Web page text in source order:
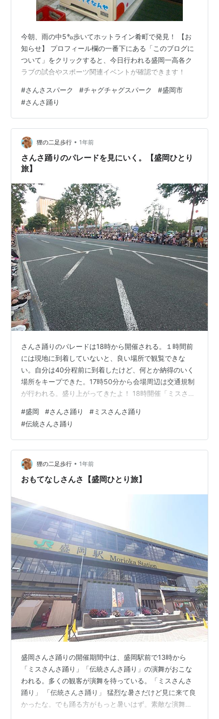
今朝、雨の中5㌔歩いてホットライン肴町で発見！ 【お
知らせ】 プロフィール欄の一番下にある「このブログに
ついて」をクリックすると、今日行われる盛岡一高各ク
ラブの試合やスポーツ関連イベントが確認できます！
#さんさスパーク #チャグチャグスパーク #盛岡市
#さんさ踊り
狸の二足歩行 • 1年前
さんさ踊りのパレードを見にいく。【盛岡ひとり
旅】
さんさ踊りのパレードは18時から開催される。１時間前
には現地に到着していないと、良い場所で観覧できな
い。自分は40分程前に到着したけど、何とか納得のいく
場所をキープできた。17時50分から会場周辺は交通規制
が行われる。盛り上がってきたよ！ 18時開催「ミスさん
続く。すごい盛り上がり、夏の夜を楽しんだよ。とりあ
えずお疲れさま。冷たいビールが身体に染みる。冷麺も
美味しい。ホテルに向かい歩いている。蒸し暑い夜だけ
ど爽快だ。 ホテルでシャワーを浴びてチューハイを飲
む。早朝自宅を出て、今は岩手県盛岡。ひとり旅を楽し
んでいるよ。
#盛岡 #さんさ踊り #ミスさんさ踊り
#伝統さんさ踊り
狸の二足歩行 • 1年前
おもてなしさんさ【盛岡ひとり旅】
盛岡さんさ踊りの開催期間中は、盛岡駅前で13時から
「ミスさんさ踊り」「伝統さんさ踊り」の演舞がおこな
われる。多くの観客が演舞を待っている。「ミスさんさ
踊り」 「伝統さんさ踊り」 猛烈な暑さだけど見に来て良
かったな。でも踊る方がもっと暑いはず。素敵な演舞で